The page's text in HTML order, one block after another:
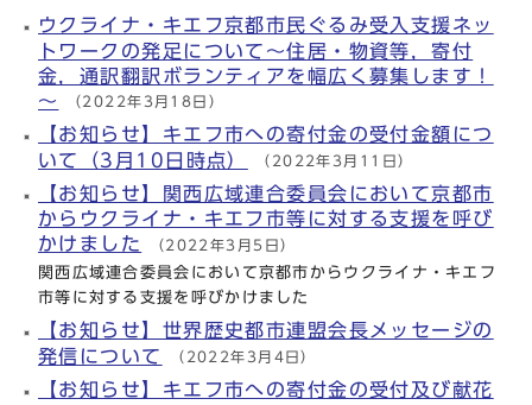
ウクライナ・キエフ京都市民ぐるみ受入支援ネッ
トワークの発足について～住居・物資等，寄付
金，通訳翻訳ボランティアを幅広く募集します！
～
（2022年3月18日）
【お知らせ】キエフ市への寄付金の受付金額につ
いて（3月10日時点） （2022年3月11日）
【お知らせ】関西広域連合委員会において京都市
からウクライナ・キエフ市等に対する支援を呼び
かけました
（2022年3月5日）
関西広域連合委員会において京都市からウクライナ・キエフ
市等に対する支援を呼びかけました
【お知らせ】世界歴史都市連盟会長メッセージの
発信について （2022年3月4日）
【お知らせ】キエフ市への寄付金の受付及び献花